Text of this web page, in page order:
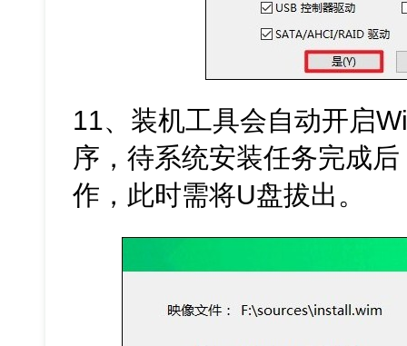
11、装机工具会自动开启
序，待系统安装任务完成
作，此时需将U盘拔出。